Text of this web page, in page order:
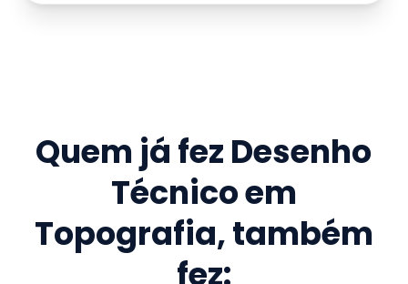
Quem já fez Desenho
Técnico em
Topografia, também
fez: